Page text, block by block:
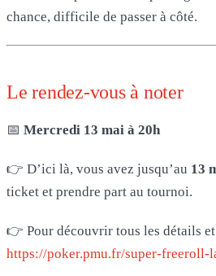
chance, difficile de passer à côté.
Le rendez-vous à noter
📅 Mercredi 13 mai à 20h
👉 D’ici là, vous avez jusqu’au 13
ticket et prendre part au tournoi.
👉 Pour découvrir tous les détails
https://poker.pmu.fr/super-freeroll-